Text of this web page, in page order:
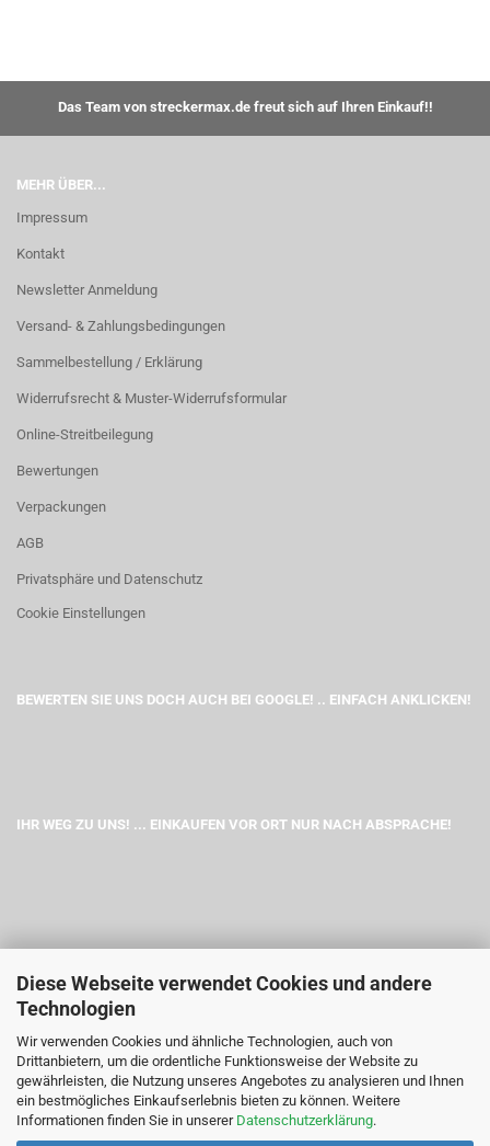
Diese Webseite verwendet Cookies und andere
Technologien
Wir verwenden Cookies und ähnliche Technologien, auch von
Drittanbietern, um die ordentliche Funktionsweise der Website zu
gewährleisten, die Nutzung unseres Angebotes zu analysieren und Ihnen
ein bestmögliches Einkaufserlebnis bieten zu können. Weitere
Informationen finden Sie in unserer Datenschutzerklärung.
Das Team von streckermax.de freut sich auf Ihren Einkauf!!
MEHR ÜBER...
Impressum
Kontakt
Newsletter Anmeldung
Versand- & Zahlungsbedingungen
Sammelbestellung / Erklärung
Widerrufsrecht & Muster-Widerrufsformular
Online-Streitbeilegung
Bewertungen
Verpackungen
AGB
Privatsphäre und Datenschutz
Cookie Einstellungen
BEWERTEN SIE UNS DOCH AUCH BEI GOOGLE! .. EINFACH ANKLICKEN!
IHR WEG ZU UNS! ... EINKAUFEN VOR ORT NUR NACH ABSPRACHE!